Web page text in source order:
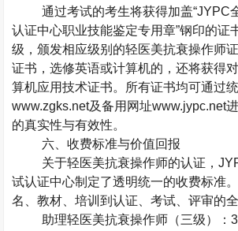
通过考试的考生将获得加盖“JYPC
认证中心职业技能鉴定专用章”钢印的证
级，颁发相应级别的轻医美抗衰操作师
证书，选修英语或计算机的，还将获得
算机应用技术证书。所有证书均可通过
www.zgks.net及备用网址www.jypc.net
的真实性与有效性。
六、收费标准与价值回报
关于轻医美抗衰操作师的认证，
试认证中心制定了透明统一的收费标准
名、教材、培训到认证、考试、评审的全
助理轻医美抗衰操作师（三级）：